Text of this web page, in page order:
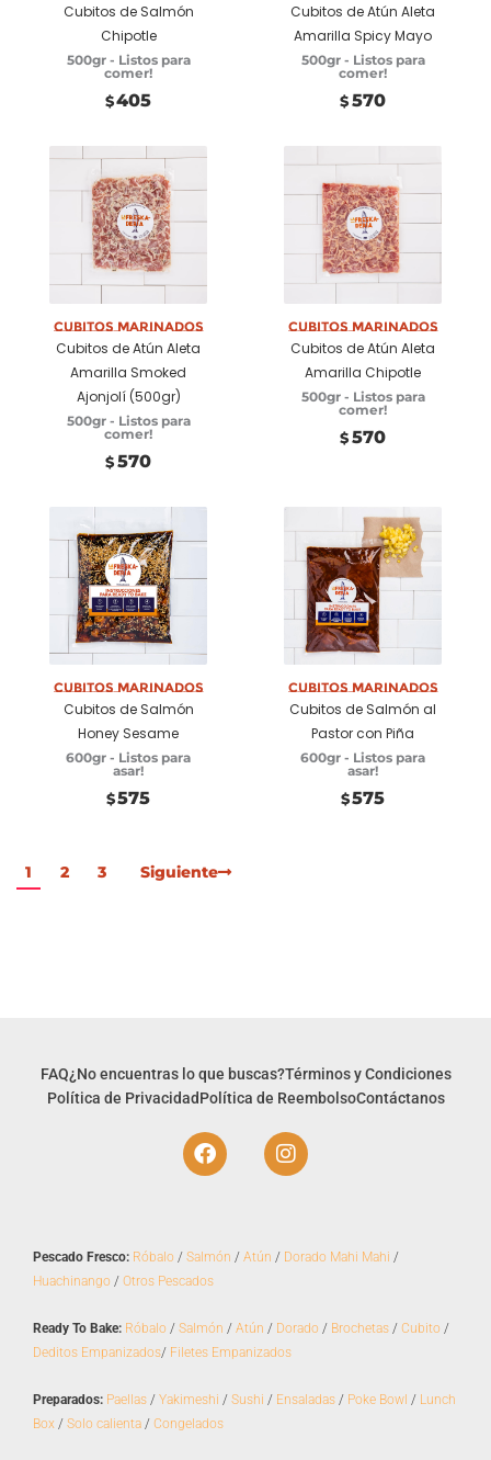
Cubitos de Salmón
Chipotle
500gr - Listos para
comer!
$405
Cubitos de Atún Aleta
Amarilla Spicy Mayo
500gr - Listos para
comer!
$ 570
Añadir a
carrito
Cubitos marinados
Cubitos de Atún Aleta
Amarilla Smoked
Ajonjolí (500gr)
500gr - Listos para
comer!
$ 570
Añadir a
carrito
Cubitos marinados
Cubitos de Atún Aleta
Amarilla Chipotle
500gr - Listos para
comer!
$ 570
Añadir a
carrito
Cubitos marinados
Cubitos de Salmón
Honey Sesame
600gr - Listos para
asar!
$575
Añadir a
carrito
Cubitos marinados
Cubitos de Salmón al
Pastor con Piña
600gr - Listos para
asar!
$575
1 2 3 Siguiente
FAQ¿No encuentras lo que buscas?Términos y Condiciones
Política de PrivacidadPolítica de ReembolsoContáctanos
F
a
o
o
I
n
g
Pescado Fresco: Róbalo / Salmón / Atún / Dorado Mahi Mahi /
Huachinango / Otros Pescados
Ready To Bake: Róbalo / Salmón / Atún / Dorado / Brochetas / Cubito /
Deditos Empanizados/ Filetes Empanizados
Preparados: Paellas / Yakimeshi / Sushi / Ensaladas / Poke Bowl / Lunch
Box / Solo calienta / Congelados